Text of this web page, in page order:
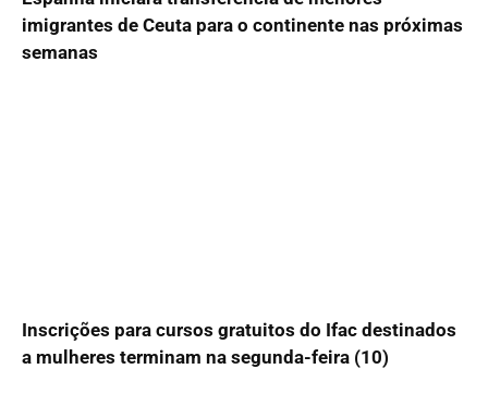
imigrantes de Ceuta para o continente nas próximas
semanas
Inscrições para cursos gratuitos do Ifac destinados
a mulheres terminam na segunda-feira (10)